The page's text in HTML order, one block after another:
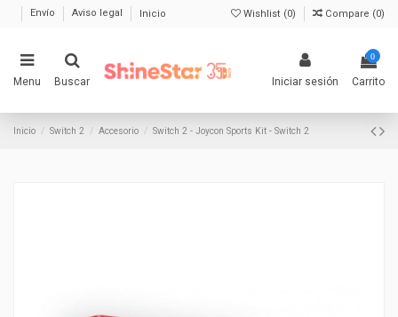
Envío Aviso legal Inicio Wishlist (0) Compare (0)
Menu Buscar Iniciar sesión
0
Carrito
Inicio Switch 2 Accesorio Switch 2 - Joycon Sports Kit - Switch 2